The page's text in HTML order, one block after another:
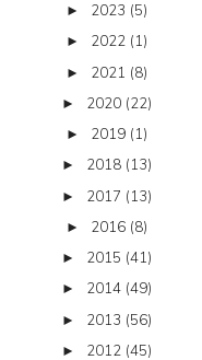
► 2023 (5)
► 2022 (1)
► 2021 (8)
► 2020 (22)
► 2019 (1)
► 2018 (13)
► 2017 (13)
► 2016 (8)
► 2015 (41)
► 2014 (49)
► 2013 (56)
► 2012 (45)